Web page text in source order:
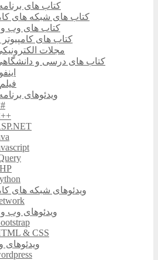
کتاب های
کتاب های شبکه های
کتاب های وب و
کتاب های
مجلات
کتاب های درسی و
ویدئوهای
ویدئوهای شبکه های
ویدئوهای وب و
& CSS